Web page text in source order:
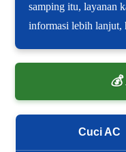
samping itu, layanan
informasi lebih lanjut,
💰
Cuci AC